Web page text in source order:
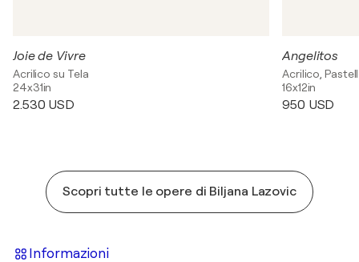
Joie de Vivre
Acrilico su Tela
24x31in
2.530 USD
Angelitos
Acrilico,
16x12in
950 USD
Scopri tutte le opere di Biljana Lazovic
Informazioni